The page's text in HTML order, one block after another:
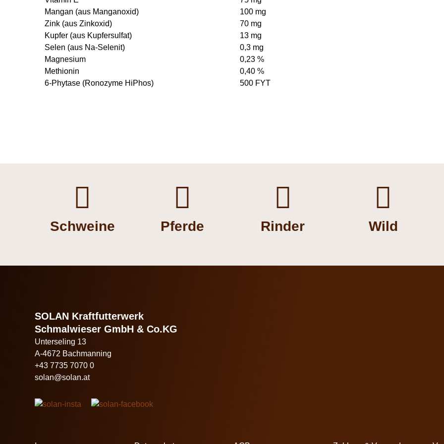
Mangan (aus Manganoxid)
100 mg
Zink (aus Zinkoxid)
70 mg
Kupfer (aus Kupfersulfat)
13 mg
Selen (aus Na-Selenit)
0,3 mg
Magnesium
0,23 %
Methionin
0,40 %
6-Phytase (Ronozyme HiPhos)
500 FYT

Schweine

Pferde

Rinder

Wild
SOLAN Kraftfutterwerk
Schmalwieser GmbH & Co.KG
Unterseling 13
A-4672 Bachmanning
+43 7735 7070 0
solan@solan.at